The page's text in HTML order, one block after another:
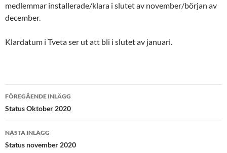
medlemmar installerade/klara i slutet av november/början av
december.
Klardatum i Tveta ser ut att bli i slutet av januari.
Inläggsnavigering
FÖREGÅENDE INLÄGG
Status Oktober 2020
NÄSTA INLÄGG
Status november 2020